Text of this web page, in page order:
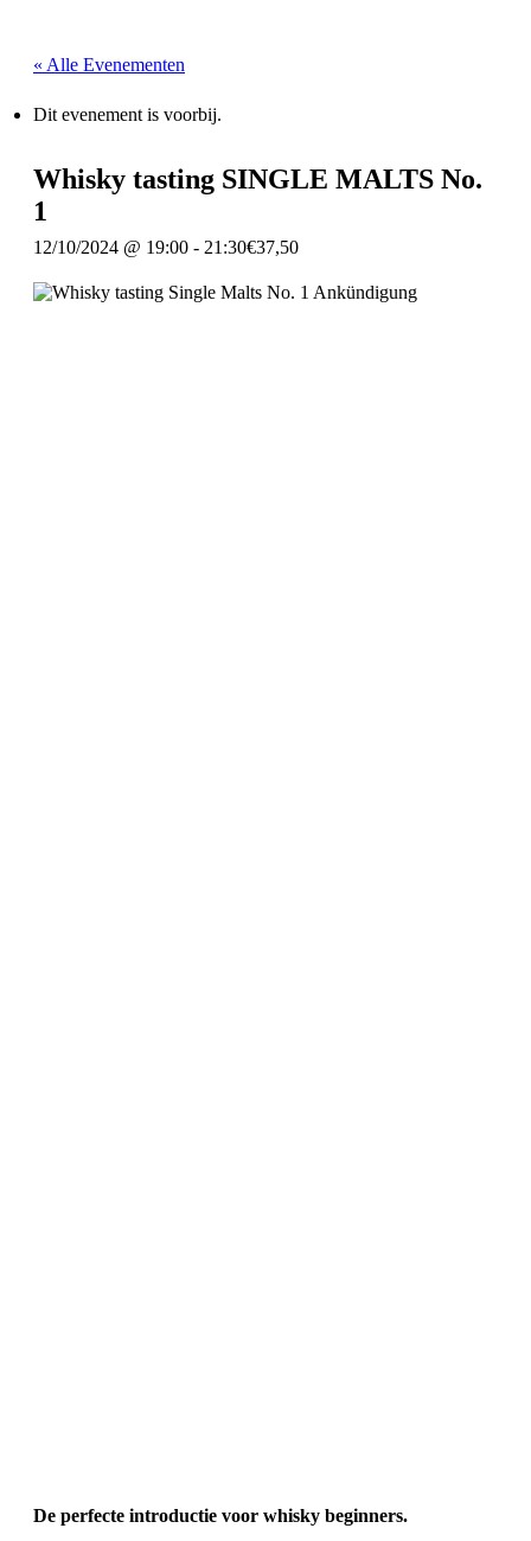
« Alle Evenementen
Dit evenement is voorbij.
Whisky tasting SINGLE MALTS No.
1
12/10/2024 @ 19:00 - 21:30€37,50
De perfecte introductie voor whisky beginners.